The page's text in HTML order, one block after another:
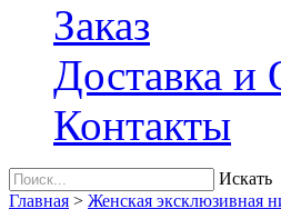
Заказ
Доставка и
Контакты
Искать
Главная > Женская эксклюзивная